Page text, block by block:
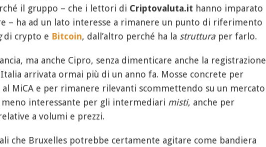
il gruppo – che i lettori di Criptovaluta.it hanno imparato
– ha ad un lato interesse a rimanere un punto di riferimento
di crypto e Bitcoin, dall’altro perché ha la strutturaper farlo.
ma anche Cipro, senza dimenticare anche la registrazione
Italia arrivata ormai più di un anno fa. Mosse concrete per
al MiCA e per rimanere rilevanti scommettendo su un mercato
meno interessante per gli intermediari misti, anche per
a volumi e prezzi.
che Bruxelles potrebbe certamente agitare come bandiera